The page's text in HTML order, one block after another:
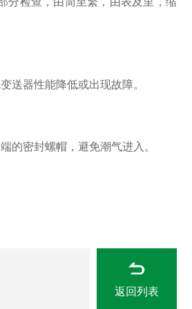
送器性能降低或出现故障。
的密封螺帽，避免潮气进入。
返回列表